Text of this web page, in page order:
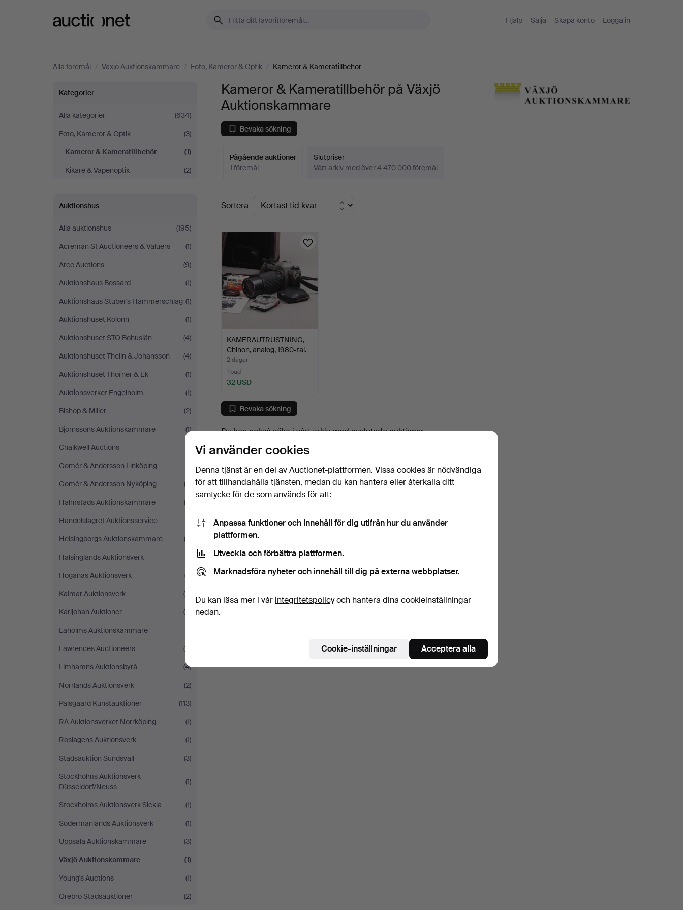
Hjälp Sälja Skapa konto Logga in
Alla föremål / Växjö Auktionskammare / Foto, Kameror & Optik / Kameror & Kameratillbehör
Kameror
&
Kameratillbehör
på
Auktionskammare
Kategorier
Alla kategorier
(634)
Foto, Kameror & Optik
(3)
Kameror & Kameratillbehör
(1)
Kikare & Vapenoptik
(2)
Auktionshus
Alla auktionshus
(195)
Acreman St Auctioneers & Valuers
(1)
Arce Auctions
(9)
Auktionshaus Bossard
(1)
Auktionshaus Stuber's Hammerschlag (1)
Auktionshuset Kolonn
(1)
Auktionshuset STO Bohuslän
(4)
Auktionshuset Thelin & Johansson
(4)
Auktionshuset Thörner & Ek
(1)
Auktionsverket Engelholm
(1)
Bishop & Miller
(2)
Björnssons Auktionskammare
(1)
Chalkwell Auctions
Gomér & Andersson Linköping
Gomér & Andersson Nyköping
(2)
Halmstads Auktionskammare
(3)
Handelslagret Auktionsservice
Helsingborgs Auktionskammare
(2)
Hälsinglands Auktionsverk
Höganäs Auktionsverk
(7)
Kalmar Auktionsverk
(4)
Karljohan Auktioner
(8)
Laholms Auktionskammare
Lawrences Auctioneers
(4)
Limhamns Auktionsbyrå
(4)
Norrlands Auktionsverk
(2)
Palsgaard Kunstauktioner
(113)
RA Auktionsverket Norrköping
(1)
Roslagens Auktionsverk
(1)
Stadsauktion Sundsvall
(3)
Stockholms Auktionsverk
Düsseldorf/Neuss
(1)
Stockholms Auktionsverk Sickla
(1)
Södermanlands Auktionsverk
(1)
Uppsala Auktionskammare
(3)
Växjö Auktionskammare
(1)
Young's Auctions
(1)
Örebro Stadsauktioner
(2)
Kameror & Kameratillbehör på Växjö
Auktionskammare
Bevaka sökning
Pågående auktioner
1 föremål
Slutpriser
Vårt arkiv med över 4 470 000 föremål
Pågående
auktioner
Sortera
KAMERAUTRUSTNING,
Chinon, analog, 1980-tal.
2 dagar
1 bud
32 USD
Bevaka sökning
Du kan också söka ivårt arkiv med avslutade auktioner.
Vi använder cookies
Denna tjänst är en del av Auctionet-plattformen. Vissa cookies är nödvändiga
för att tillhandahålla tjänsten, medan du kan hantera eller återkalla ditt
samtycke för de som används för att:
Anpassa funktioner och innehåll för dig utifrån hur du använder
plattformen.
Utveckla och förbättra plattformen.
Marknadsföra nyheter och innehåll till dig på externa webbplatser.
Du kan läsa mer i vår integritetspolicyoch hantera dina cookieinställningar
nedan.
Cookie-inställningar Acceptera alla